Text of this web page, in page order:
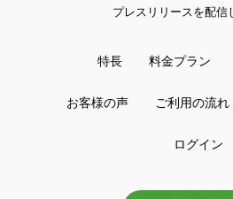
プレスリリースを配信
特長 料金プラン
お客様の声 ご利用の流れ
ログイン